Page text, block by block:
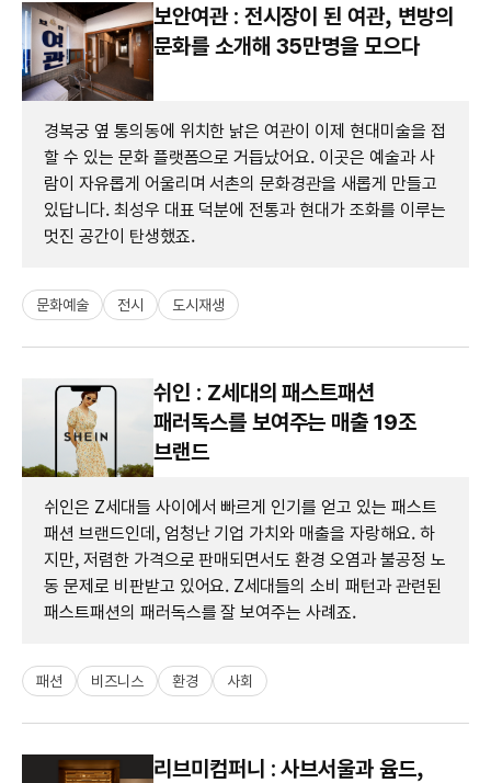
보안여관 : 전시장이 된 여관, 변방의
문화를 소개해 35만명을 모으다
경복궁 옆 통의동에 위치한 낡은 여관이 이제 현대미술을 접
할 수 있는 문화 플랫폼으로 거듭났어요. 이곳은 예술과 사
람이 자유롭게 어울리며 서촌의 문화경관을 새롭게 만들고
있답니다. 최성우 대표 덕분에 전통과 현대가 조화를 이루는
멋진 공간이 탄생했죠.
문화예술 전시 도시재생
쉬인 : Z세대의 패스트패션
패러독스를 보여주는 매출 19조
브랜드
쉬인은 Z세대들 사이에서 빠르게 인기를 얻고 있는 패스트
패션 브랜드인데, 엄청난 기업 가치와 매출을 자랑해요. 하
지만, 저렴한 가격으로 판매되면서도 환경 오염과 불공정 노
동 문제로 비판받고 있어요. Z세대들의 소비 패턴과 관련된
패스트패션의 패러독스를 잘 보여주는 사례죠.
패션 비즈니스 환경 사회
리브미컴퍼니 : 사브서울과 윰드,